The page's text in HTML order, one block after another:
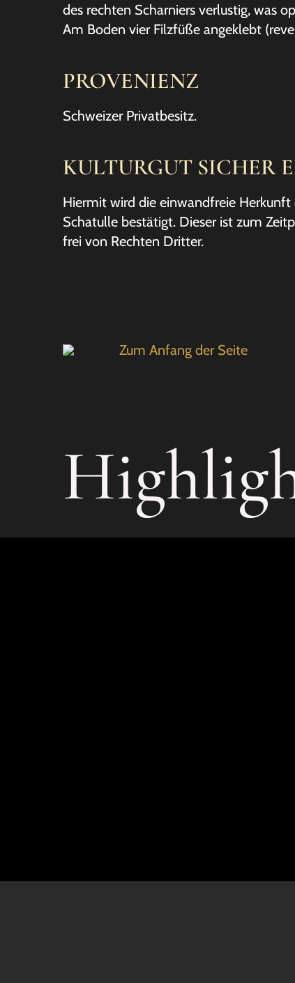
des rechten Scharniers verlustig, was
Am Boden vier Filzfüße angeklebt
PROVENIENZ
Schweizer Privatbesitz.
KULTURGUT SICHER
Hiermit wird die einwandfreie Herkunft
Schatulle bestätigt. Dieser ist zum
frei von Rechten Dritter.
Zum Anfang der Seite